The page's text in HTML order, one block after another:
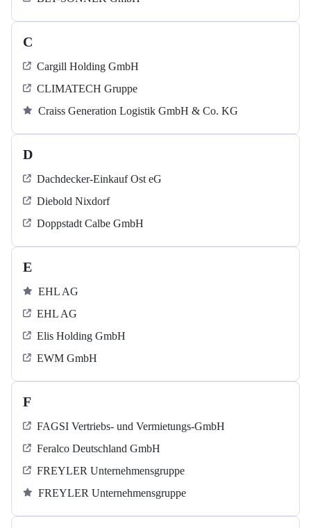
C
Cargill Holding GmbH
CLIMATECH Gruppe
Craiss Generation Logistik GmbH & Co. KG
D
Dachdecker-Einkauf Ost eG
Diebold Nixdorf
Doppstadt Calbe GmbH
E
EHL AG
EHL AG
Elis Holding GmbH
EWM GmbH
F
FAGSI Vertriebs- und Vermietungs-GmbH
Feralco Deutschland GmbH
FREYLER Unternehmensgruppe
FREYLER Unternehmensgruppe